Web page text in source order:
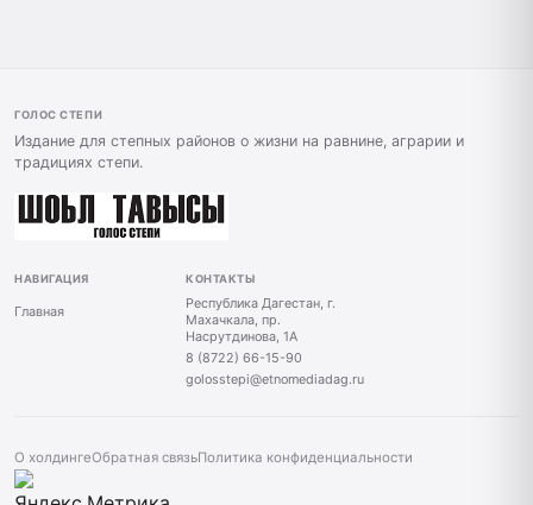
ГОЛОС СТЕПИ
Издание для степных районов о жизни на равнине, аграрии и
традициях степи.
НАВИГАЦИЯ
Главная
КОНТАКТЫ
Республика Дагестан, г.
Махачкала, пр.
Насрутдинова, 1А
8 (8722) 66-15-90
golosstepi@etnomediadag.ru
О холдингеОбратная связьПолитика конфиденциальности